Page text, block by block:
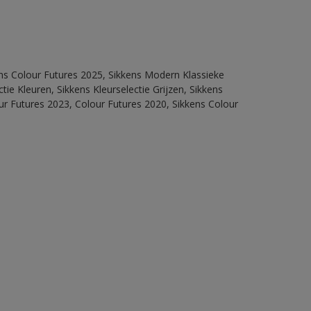
Colour Futures 2025, Sikkens Modern Klassieke
Kleuren, Sikkens Kleurselectie Grijzen, Sikkens
Futures 2023, Colour Futures 2020, Sikkens Colour